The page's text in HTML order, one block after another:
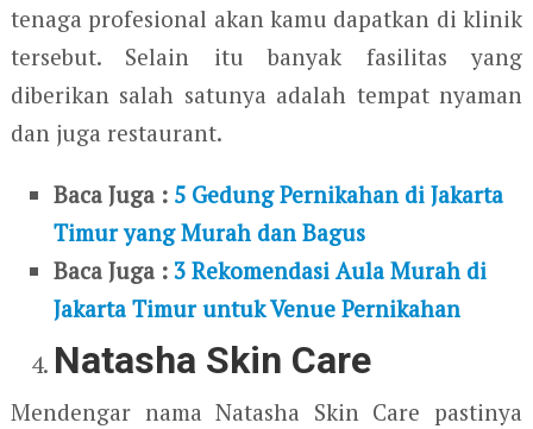
tenaga profesional akan kamu dapatkan di klinik
tersebut. Selain itu banyak fasilitas yang
diberikan salah satunya adalah tempat nyaman
dan juga restaurant.
Baca Juga : 5 Gedung Pernikahan di Jakarta
Timur yang Murah dan Bagus
Baca Juga :3 Rekomendasi Aula Murah di
Jakarta Timur untuk Venue Pernikahan
Natasha Skin Care
Mendengar nama Natasha Skin Care pastinya